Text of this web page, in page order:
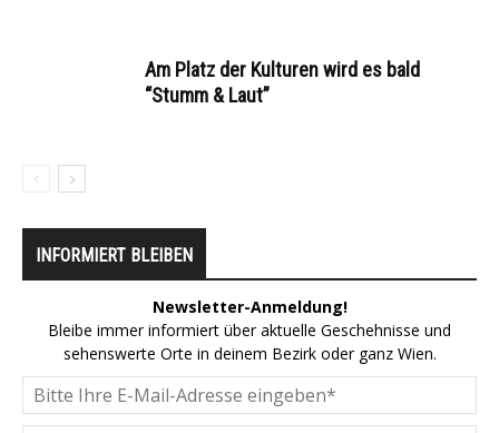
Am Platz der Kulturen wird es bald
“Stumm & Laut”
INFORMIERT BLEIBEN
Newsletter-Anmeldung!
Bleibe immer informiert über aktuelle Geschehnisse und
sehenswerte Orte in deinem Bezirk oder ganz Wien.